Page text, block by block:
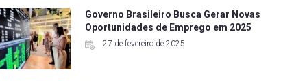
Governo Brasileiro Busca Gerar Novas
Oportunidades de Emprego em 2025
27 de fevereiro de 2025